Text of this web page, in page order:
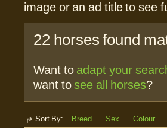
image or an ad title to see
22 horses found
Want to adapt your
want tosee all horses?
Sort By: Breed Sex Colour